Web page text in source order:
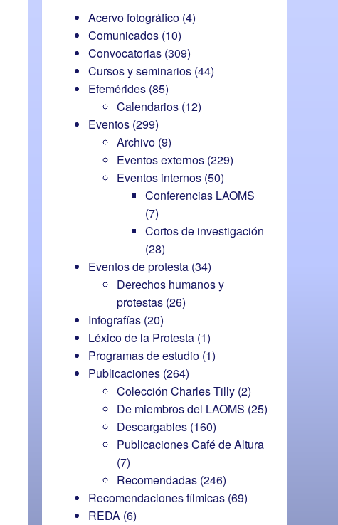
Acervo fotográfico (4)
Comunicados (10)
Convocatorias (309)
Cursos y seminarios (44)
Efemérides (85)
Calendarios (12)
Eventos (299)
Archivo (9)
Eventos externos (229)
Eventos internos (50)
Conferencias LAOMS
(7)
Cortos de investigación
(28)
Eventos de protesta (34)
Derechos humanos y
protestas (26)
Infografías (20)
Léxico de la Protesta (1)
Programas de estudio (1)
Publicaciones (264)
Colección Charles Tilly (2)
De miembros del LAOMS (25)
Descargables (160)
Publicaciones Café de Altura
(7)
Recomendadas (246)
Recomendaciones fílmicas (69)
REDA (6)